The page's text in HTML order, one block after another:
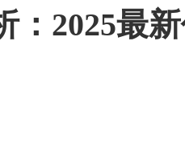
：2025最